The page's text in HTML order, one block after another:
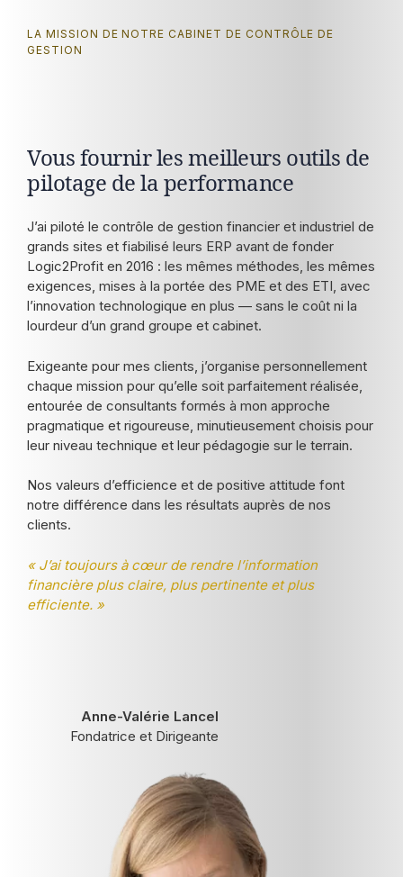
LA MISSION DE NOTRE CABINET DE CONTRÔLE DE
GESTION
Vous fournir les meilleurs outils de
pilotage de la performance
J’ai piloté le contrôle de gestion financier et industriel de
grands sites et fiabilisé leurs ERP avant de fonder
Logic2Profit en 2016 : les mêmes méthodes, les mêmes
exigences, mises à la portée des PME et des ETI, avec
l’innovation technologique en plus — sans le coût ni la
lourdeur d’un grand groupe et cabinet.
Exigeante pour mes clients, j’organise personnellement
chaque mission pour qu’elle soit parfaitement réalisée,
entourée de consultants formés à mon approche
pragmatique et rigoureuse, minutieusement choisis pour
leur niveau technique et leur pédagogie sur le terrain.
Nos valeurs d’efficience et de positive attitude font
notre différence dans les résultats auprès de nos
clients.
« J’ai toujours à cœur de rendre l’information
financière plus claire, plus pertinente et plus
efficiente. »
Anne-Valérie Lancel
Fondatrice et Dirigeante